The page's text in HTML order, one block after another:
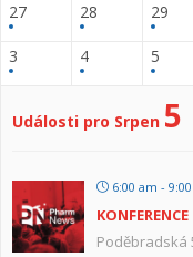
27 28 29
3 4 5
Události pro Srpen 5
6:00 am -
Poděbradská